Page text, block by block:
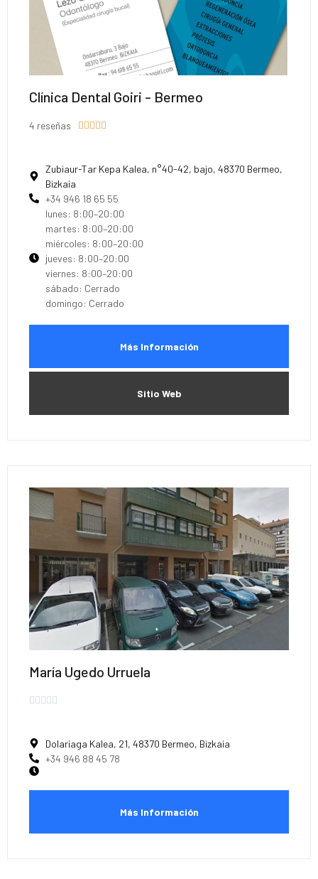
Clínica Dental Goiri - Bermeo
4 reseñas     
Zubiaur-Tar Kepa Kalea, n°40-42, bajo, 48370 Bermeo,
Bizkaia
+34 946 18 65 55
lunes: 8:00–20:00
martes: 8:00–20:00
miércoles: 8:00–20:00
jueves: 8:00–20:00
viernes: 8:00–20:00
sábado: Cerrado
domingo: Cerrado
Más Información
Sitio Web
María Ugedo Urruela

Dolariaga Kalea, 21, 48370 Bermeo, Bizkaia
+34 946 88 45 78
Más Información